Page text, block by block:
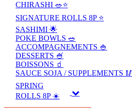
CHIRASHI 🥗⭐
SIGNATURE ROLLS 8P ⭐️
SASHIMI 🌟
POKE BOWLS 🥗
ACCOMPAGNEMENTS 🍚
DESSERTS 🍧
BOISSONS 🧃
SAUCE SOJA / SUPPLEMENTS 🥢
SPRING
ROLLS 8P ☀️